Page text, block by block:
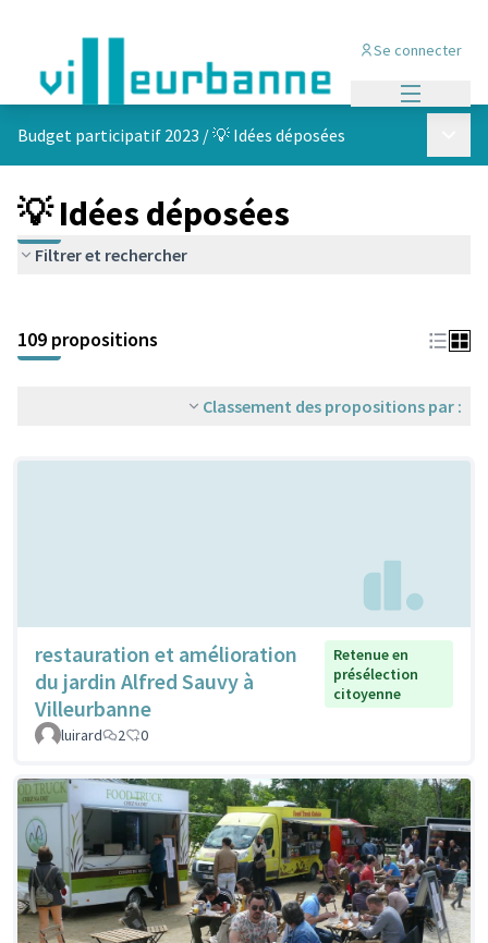
Se connecter
Budget participatif 2023 /💡 Idées déposées
💡 Idées déposées
Filtrer et rechercher
+
−
109 propositions
Classement des propositions par :
restauration et amélioration
du jardin Alfred Sauvy à
Villeurbanne
Retenue en
présélection
citoyenne
luirard 2 0